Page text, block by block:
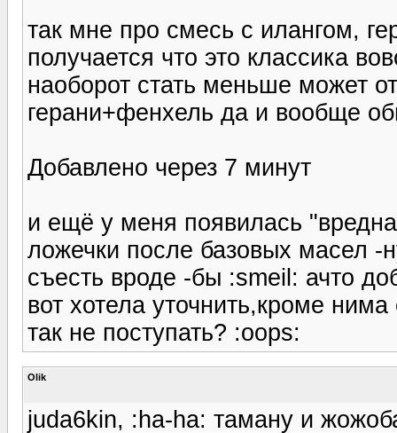
так мне про смесь с илангом,
получается что это классика
наоборот стать меньше может
герани+фенхель да и вообще
Добавлено через 7 минут
и ещё у меня появилась
ложечки после базовых масел -
съесть вроде -бы :smeil: ачто
вот хотела уточнить,кроме
так не поступать? :oops:
Olik
juda6kin, :ha-ha: таману и